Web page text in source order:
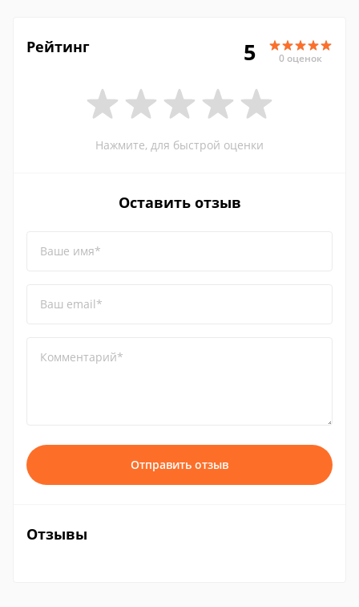
Рейтинг 5 0 оценок
Нажмите, для быстрой оценки
Оставить отзыв
Ваше имя*
Ваш email*
Комментарий*
Отправить отзыв
Отзывы